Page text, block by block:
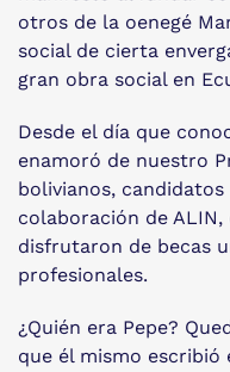
otros de la oenegé
social de cierta
gran obra social en
Desde el día que
enamoró de nuestro
bolivianos,
colaboración de
disfrutaron de becas
profesionales.
¿Quién era Pepe?
que él mismo